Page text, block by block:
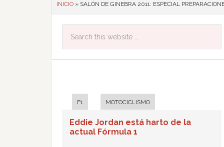
INICIO » SALÓN DE GINEBRA 2011: ESPECIAL
F1 MOTOCICLISMO
Eddie Jordan está harto de la
actual Fórmula 1